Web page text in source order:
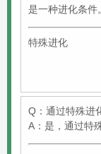
是一种进化条件。
特殊进化
Q：通过特殊进
A：是，通过特